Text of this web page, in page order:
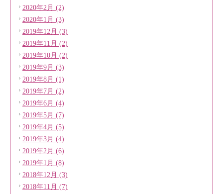
2020年2月 (2)
2020年1月 (3)
2019年12月 (3)
2019年11月 (2)
2019年10月 (2)
2019年9月 (3)
2019年8月 (1)
2019年7月 (2)
2019年6月 (4)
2019年5月 (7)
2019年4月 (5)
2019年3月 (4)
2019年2月 (6)
2019年1月 (8)
2018年12月 (3)
2018年11月 (7)